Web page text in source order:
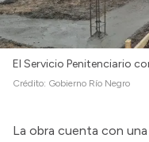
El Servicio Penitenciario
Crédito: Gobierno Río Negro
La obra cuenta con